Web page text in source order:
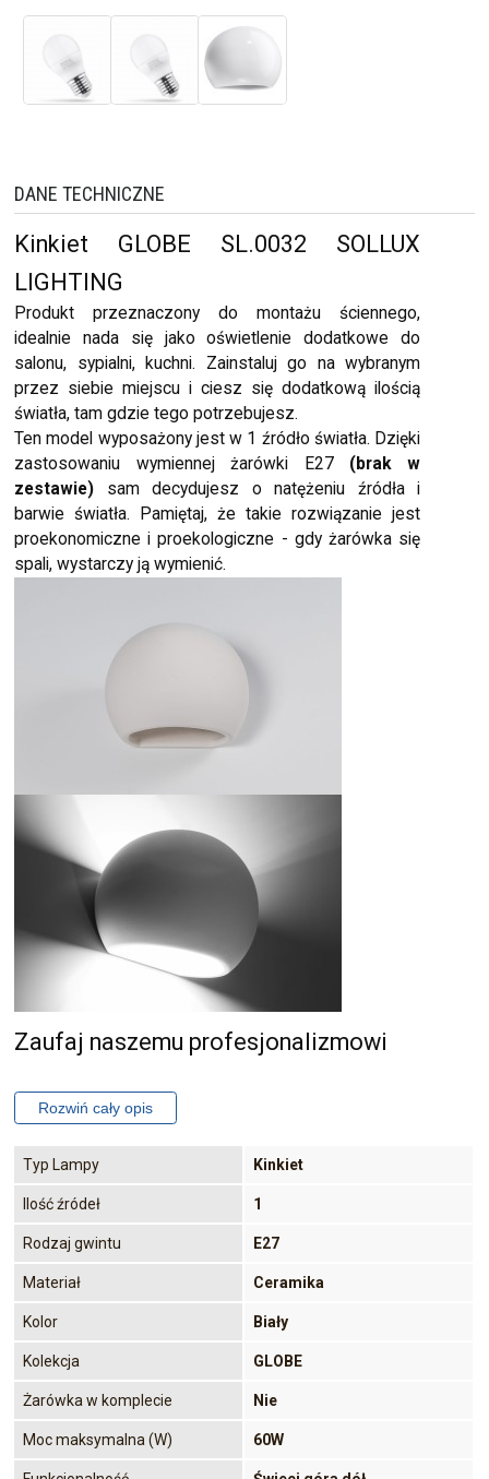
DANE TECHNICZNE
Kinkiet GLOBE SL.0032 SOLLUX
LIGHTING
Produkt przeznaczony do montażu ściennego,
idealnie nada się jako oświetlenie dodatkowe do
salonu, sypialni, kuchni. Zainstaluj go na wybranym
przez siebie miejscu i ciesz się dodatkową ilością
światła, tam gdzie tego potrzebujesz.
Ten model wyposażony jest w 1 źródło światła. Dzięki
zastosowaniu wymiennej żarówki E27 (brak w
zestawie) sam decydujesz o natężeniu źródła i
barwie światła. Pamiętaj, że takie rozwiązanie jest
proekonomiczne i proekologiczne - gdy żarówka się
spali, wystarczy ją wymienić.
Zaufaj naszemu profesjonalizmowi
Typ Lampy Kinkiet
Ilość źródeł 1
Rodzaj gwintu E27
Materiał Ceramika
Kolor Biały
Kolekcja GLOBE
Żarówka w komplecie Nie
Moc maksymalna (W) 60W